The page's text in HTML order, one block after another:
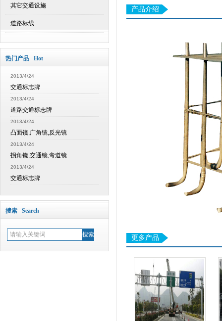
其它交通设施
道路标线
热门产品 Hot
2013/4/24
交通标志牌
2013/4/24
道路交通标志牌
2013/4/24
凸面镜,广角镜,反光镜
2013/4/24
拐角镜,交通镜,弯道镜
2013/4/24
交通标志牌
搜索 Search
产品介绍
更多产品